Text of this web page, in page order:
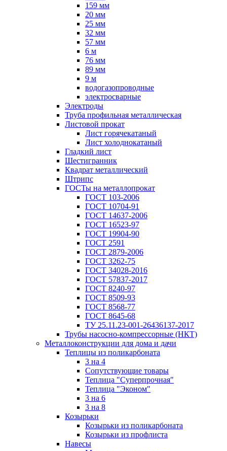
159 мм
20 мм
25 мм
32 мм
57 мм
6 м
76 мм
89 мм
9 м
водогазопроводные
электросварные
Электроды
Труба профильная металлическая
Листовой прокат
Лист горячекатаный
Лист холоднокатаный
Гладкий лист
Шестигранник
Квадрат металлический
Штрипс
ГОСТы на металлопрокат
ГОСТ 103-2006
ГОСТ 10704-91
ГОСТ 14637-2006
ГОСТ 16523-97
ГОСТ 19904-90
ГОСТ 2591
ГОСТ 2879-2006
ГОСТ 3262-75
ГОСТ 34028-2016
ГОСТ 57837-2017
ГОСТ 8240-97
ГОСТ 8509-93
ГОСТ 8568-77
ГОСТ 8645-68
ТУ 25.11.23-001-26436137-2017
Трубы насосно-компрессорные (НКТ)
Металлоконструкции для дома и дачи
Теплицы из поликарбоната
3 на 4
Сопутствующие товары
Теплица "Суперпрочная"
Теплица "Эконом"
3 на 6
3 на 8
Козырьки
Козырьки из поликарбоната
Козырьки из профлиста
Навесы